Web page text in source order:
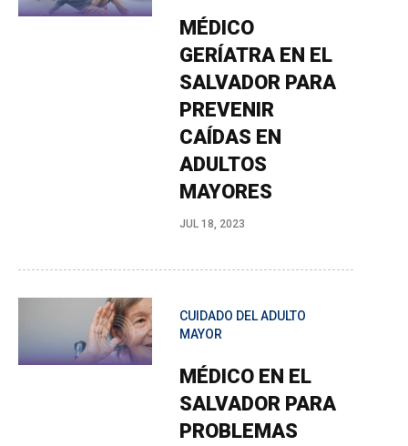
MÉDICO
GERÍATRA EN EL
SALVADOR PARA
PREVENIR
CAÍDAS EN
ADULTOS
MAYORES
JUL 18, 2023
CUIDADO DEL ADULTO
MAYOR
MÉDICO EN EL
SALVADOR PARA
PROBLEMAS